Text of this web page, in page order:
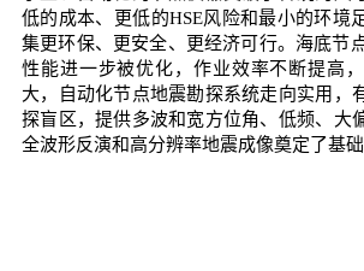
低的成本、更低的HSE风险和最小的环境
集更环保、更安全、更经济可行。海底节
性能进一步被优化，作业效率不断提高
大，自动化节点地震勘探系统走向实用，
探盲区，提供多波和宽方位角、低频、大
全波形反演和高分辨率地震成像奠定了基础